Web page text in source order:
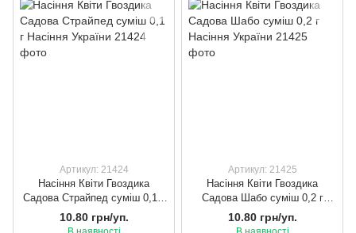
Артикул: 21424
Насіння Квіти Гвоздика
Садова Страйпед суміш 0,1 г
Насіння України
10.80 грн/уп.
Артикул: 21425
Насіння Квіти Гвоздика
Садова Шабо суміш 0,2 г
Насіння України
10.80 грн/уп.